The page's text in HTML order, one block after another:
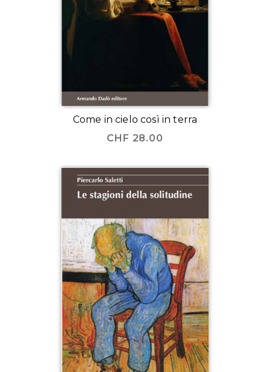
Come in cielo così in terra
CHF 28.00